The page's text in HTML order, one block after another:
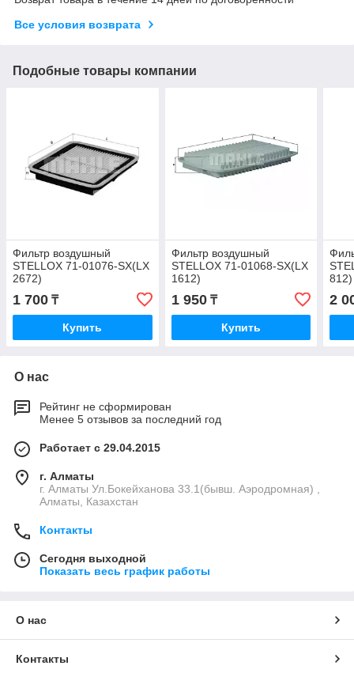
Все условия возврата
Подобные товары компании
Фильтр воздушный
STELLOX 71-01076-SX(LX
2672)
1 700 ₸
Купить
Фильтр воздушный
STELLOX 71-01068-SX(LX
1612)
1 950₸
Купить
812)
2
О нас
Рейтинг не сформирован
Менее 5 отзывов за последний год
Работает с 29.04.2015
г. Алматы
г. Алматы Ул.Бокейханова 33.1(бывш. Аэродромная) ,
Алматы, Казахстан
Контакты
Сегодня выходной
Показать весь график работы
О нас
Контакты